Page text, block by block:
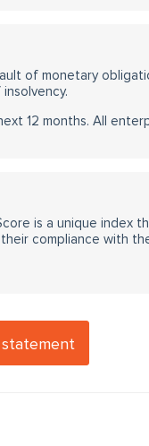
of monetary
12 months. All
is a unique index
compliance with
statement